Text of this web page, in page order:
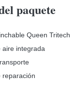
paquete
Queen Tritech
aire integrada
reparación